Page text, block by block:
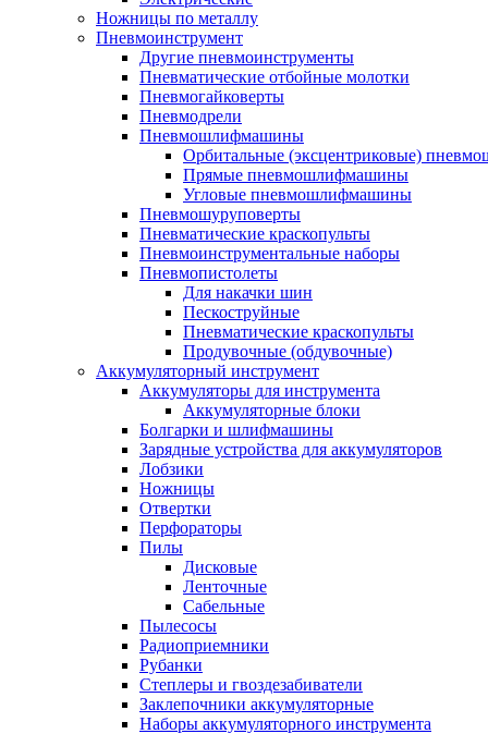
Ножницы по металлу
Пневмоинструмент
Другие пневмоинструменты
Пневматические отбойные молотки
Пневмогайковерты
Пневмодрели
Пневмошлифмашины
Орбитальные (эксцентриковые)
Прямые пневмошлифмашины
Угловые пневмошлифмашины
Пневмошуруповерты
Пневматические краскопульты
Пневмоинструментальные наборы
Пневмопистолеты
Для накачки шин
Пескоструйные
Пневматические краскопульты
Продувочные (обдувочные)
Аккумуляторный инструмент
Аккумуляторы для инструмента
Аккумуляторные блоки
Болгарки и шлифмашины
Зарядные устройства для аккумуляторов
Лобзики
Ножницы
Отвертки
Перфораторы
Пилы
Дисковые
Ленточные
Сабельные
Пылесосы
Радиоприемники
Рубанки
Степлеры и гвоздезабиватели
Заклепочники аккумуляторные
Наборы аккумуляторного инструмента